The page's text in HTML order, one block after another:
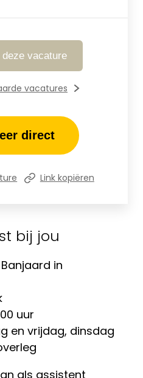
bij jou
in
uur
en vrijdag, dinsdag
als assistent
deze vacature
vacatures
direct
Link kopiëren